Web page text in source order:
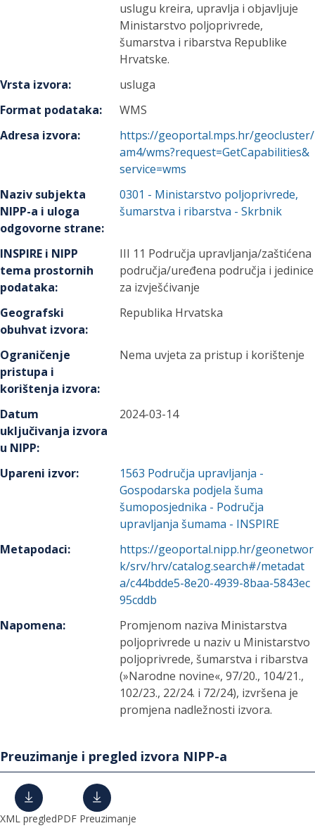
uslugu kreira, upravlja i objavljuje
Ministarstvo poljoprivrede,
šumarstva i ribarstva Republike
Hrvatske.
Vrsta izvora:
usluga
Format podataka:
WMS
Adresa izvora:
https://geoportal.mps.hr/geocluster/
am4/wms?request=GetCapabilities&
service=wms
Naziv subjekta
NIPP-a i uloga
odgovorne strane:
0301 - Ministarstvo poljoprivrede,
šumarstva i ribarstva - Skrbnik
INSPIRE i NIPP
tema prostornih
podataka:
III 11 Područja upravljanja/zaštićena
područja/uređena područja i jedinice
za izvješćivanje
Geografski
obuhvat izvora:
Republika Hrvatska
Ograničenje
pristupa i
korištenja izvora:
Nema uvjeta za pristup i korištenje
Datum
uključivanja izvora
u NIPP:
2024-03-14
Upareni izvor: 1563 Područja upravljanja -
Gospodarska podjela šuma
šumoposjednika - Područja
upravljanja šumama - INSPIRE
Metapodaci:
https://geoportal.nipp.hr/geonetwor
k/srv/hrv/catalog.search#/metadat
a/c44bdde5-8e20-4939-8baa-5843ec
95cddb
Napomena:
Promjenom naziva Ministarstva
poljoprivrede u naziv u Ministarstvo
poljoprivrede, šumarstva i ribarstva
(»Narodne novine«, 97/20., 104/21.,
102/23., 22/24. i 72/24), izvršena je
promjena nadležnosti izvora.
Preuzimanje i pregled izvora NIPP-a
XML pregledPDF Preuzimanje